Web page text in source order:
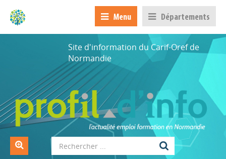
Menu Départements
Site d'information du Carif-Oref de
Normandie